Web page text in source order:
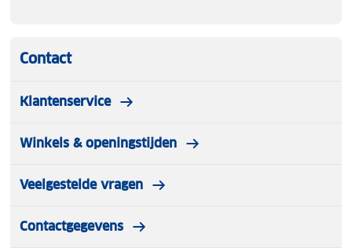
Contact
Klantenservice
Winkels & openingstijden
Veelgestelde vragen
Contactgegevens